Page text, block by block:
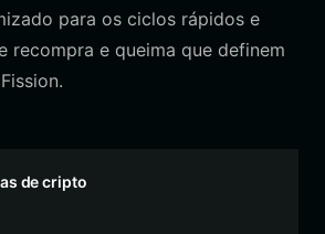
para os ciclos rápidos e
recompra e queima que definem
de cripto